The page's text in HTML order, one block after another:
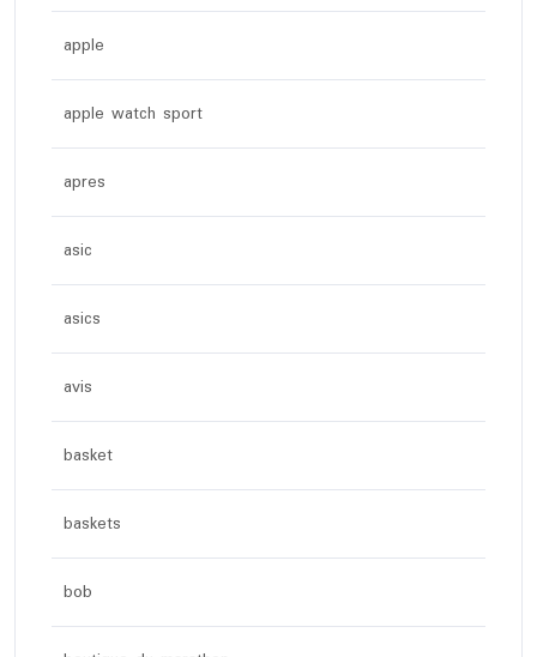
apple
apple watch sport
apres
asic
asics
avis
basket
baskets
bob